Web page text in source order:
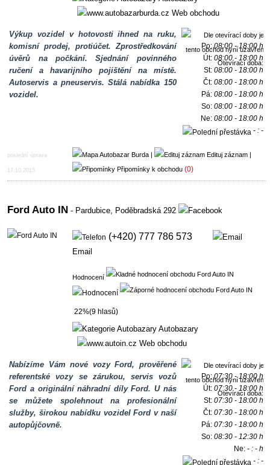
Web obchodu
Výkup vozidel v hotovosti ihned na ruku,
komisní prodej, protiúčet. Zprostředkování
úvěrů na počkání. Sjednání povinného
ručení a havarijního pojištění na místě.
Autoservis a pneuservis. Stálá nabídka 150
vozidel.
Otevírací doba:
Po:08:00 - 18:00 h
Út:08:00 - 18:00 h
St:08:00 - 18:00 h
Čt:08:00 - 18:00 h
Pá:08:00 - 18:00 h
So:08:00 - 18:00 h
Ne:08:00 - 18:00 h
- : -
poslední úprava
17.10.2015
| Edituj záznam|
Připomínky k obchodu (0)
Ford Auto IN - Pardubice, Poděbradská 292
(+420) 777 786 573
Email
Hodnocení
22%(9 hlasů)
Autobazary
Web obchodu
Nabízíme Vám nové vozy Ford, prověřené
referentské vozy se zárukou, servis vozů
Ford a originální náhradní díly Ford. U nás
se můžete spolehnout na profesionální
služby, širokou nabídku vozidel Ford v naší
autopůjčovně.
Otevírací doba:
Po:07:30 - 18:00 h
Út:07:30 - 18:00 h
St:07:30 - 18:00 h
Čt:07:30 - 18:00 h
Pá:07:30 - 18:00 h
So:08:30 - 12:30 h
Ne:- : - h
- : -